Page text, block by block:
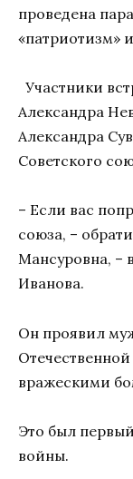
проведена
«патриотизм»
Участники
Александра
Александра
Советского
– Если вас
союза, –
Мансуровна, –
Иванова.
Он проявил
вражескими
Это был
войны.